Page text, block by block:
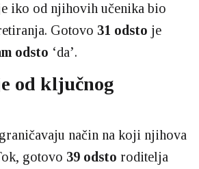
iko od njihovih učenika bio
Gotovo 31 odsto je
odsto ‘da’.
od ključnog
način na koji njihova
gotovo 39 odsto roditelja